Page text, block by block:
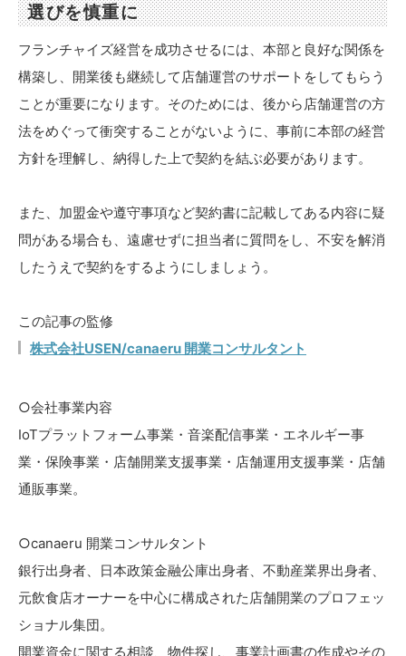
選びを慎重に
フランチャイズ経営を成功させるには、本部と良好な関係を
構築し、開業後も継続して店舗運営のサポートをしてもらう
ことが重要になります。そのためには、後から店舗運営の方
法をめぐって衝突することがないように、事前に本部の経営
方針を理解し、納得した上で契約を結ぶ必要があります。
また、加盟金や遵守事項など契約書に記載してある内容に疑
問がある場合も、遠慮せずに担当者に質問をし、不安を解消
したうえで契約をするようにしましょう。
この記事の監修
株式会社USEN/canaeru 開業コンサルタント
○会社事業内容
IoTプラットフォーム事業・音楽配信事業・エネルギー事
業・保険事業・店舗開業支援事業・店舗運用支援事業・店舗
通販事業。
○canaeru 開業コンサルタント
銀行出身者、日本政策金融公庫出身者、不動産業界出身者、
元飲食店オーナーを中心に構成された店舗開業のプロフェッ
ショナル集団。
開業資金に関する相談、物件探し、事業計画書の作成やその